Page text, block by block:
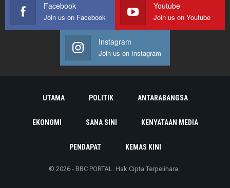
Facebook
Join us on Facebook
Youtube
Join us on Youtube
Instagram
Join us on Instagram
UTAMA POLITIK ANTARABANGSA
EKONOMI SANA SINI KENYATAAN MEDIA
PENDAPAT KEMAS KINI
© 2026 - BBC PORTAL. Hak Cipta Terpelihara.